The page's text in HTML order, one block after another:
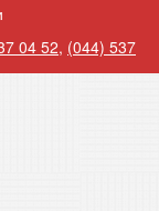
04 52, (044) 537